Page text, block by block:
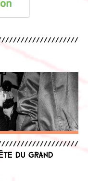
du grand